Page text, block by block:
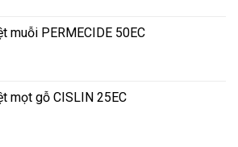
muỗi PERMECIDE 50EC
mọt gỗ CISLIN 25EC